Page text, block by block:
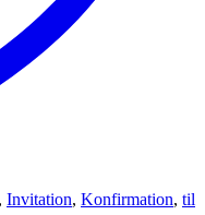
, Invitation, Konfirmation, til